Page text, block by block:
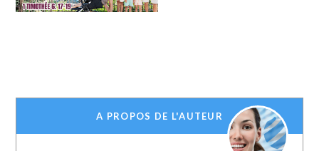
A PROPOS DE L'AUTEUR